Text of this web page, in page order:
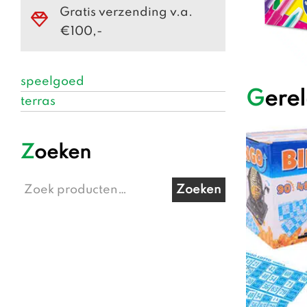
Gratis verzending v.a.
€100,-
speelgoed
terras
Zoeken
Zoeken
Zoeken